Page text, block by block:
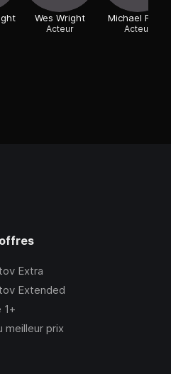
Wes Wright
Acteur
Michael Flynn
Acteur
Extra
Extended
1+
meilleur prix